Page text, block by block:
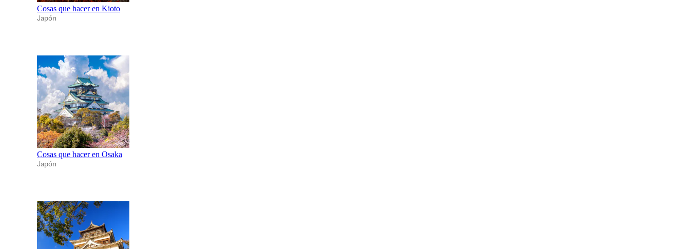
Cosas que hacer en Kioto
Japón
Cosas que hacer en Osaka
Japón